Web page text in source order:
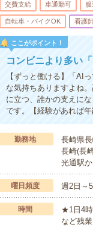
交費支給 車通勤可
自転車・バイクOK 看護
ここがポイント！
コンビニより多い
【ずっと働ける】「AI
な気持ちありますよね
に立つ、誰かの支えに
です。【経験があれば
勤務地
長崎県
長崎(長
光通駅
曜日頻度 週2日～
時間
★1日4時
など残